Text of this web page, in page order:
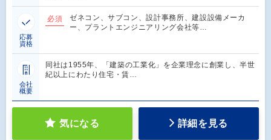
応募
資格
必須
ゼネコン、サブコン、設計事務所、建設設備メーカ
ー、プラントエンジニアリング会社等…
会社
概要
同社は1955年、「建築の工業化」を企業理念に創業し、半世
紀以上にわたり住宅・賃…
気になる 詳細を見る